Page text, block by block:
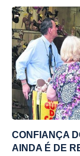
CONFIANÇA
AINDA É DE